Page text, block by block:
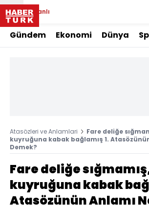
Canlı
Gündem Ekonomi Dünya
Atasözleri ve Anlamlari
Fare deliğe
kuyruğuna kabak bağlamış 1.
Demek?
Fare deliğe
kuyruğuna kabak
Atasözünün Anlamı